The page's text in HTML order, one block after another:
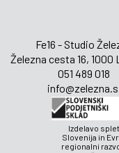
Fe16 - Studio
Železna cesta 16, 1000
051 489 018
Izdelavo
Slovenija in
regionalni